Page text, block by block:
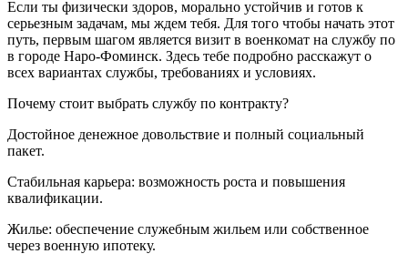
Если ты физически здоров, морально устойчив и готов к
серьезным задачам, мы ждем тебя. Для того чтобы начать этот
путь, первым шагом является визит в военкомат на службу по
в городе Наро-Фоминск. Здесь тебе подробно расскажут о
всех вариантах службы, требованиях и условиях.
Почему стоит выбрать службу по контракту?
Достойное денежное довольствие и полный социальный
пакет.
Стабильная карьера: возможность роста и повышения
квалификации.
Жилье: обеспечение служебным жильем или собственное
через военную ипотеку.